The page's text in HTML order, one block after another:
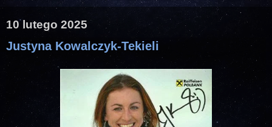
10 lutego 2025
Justyna Kowalczyk-Tekieli